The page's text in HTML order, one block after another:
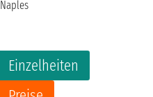
Einzelheiten
Naples